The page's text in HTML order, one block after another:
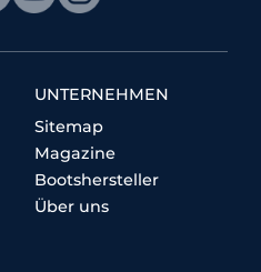
UNTERNEHMEN
Sitemap
Magazine
Bootshersteller
Über uns